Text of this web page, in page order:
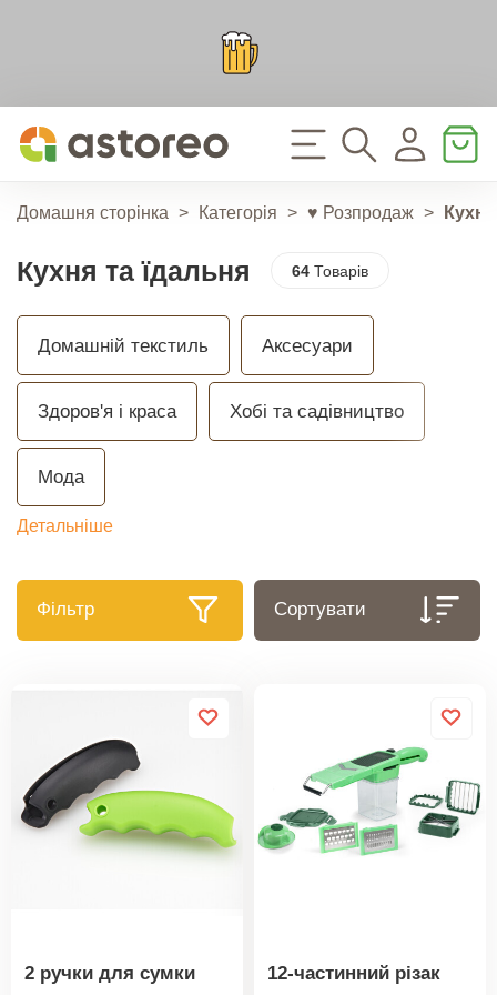
Домашня сторінка > Категорія > ♥ Розпродаж >
Кухня та їдальня 64Товарів
Домашній текстиль Аксесуари
Здоров'я і краса Хобі та садівництво
Мода
Детальніше
Фільтр Сортувати
2 ручки для сумки 12-частинний різак